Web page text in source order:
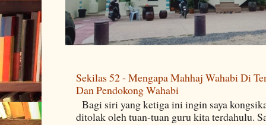
Sekilas 52 - Mengapa Mahhaj Wahabi Di
Dan Pendokong Wahabi
Bagi siri yang ketiga ini ingin saya
ditolak oleh tuan-tuan guru kita terdahulu.